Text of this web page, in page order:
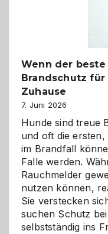
Wenn der
Brandschutz
Zuhause
7. Juni 2026
Hunde sind treue
und oft die
im Brandfall
Falle werden.
Rauchmelder
nutzen können,
Sie verstecken
suchen Schutz
selbstständig ins